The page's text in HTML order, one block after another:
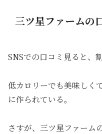
三ツ星ファームの
SNSでの口コミ見ると、
低カロリーでも美味しく
に作られている。
さすが、三ツ星ファーム